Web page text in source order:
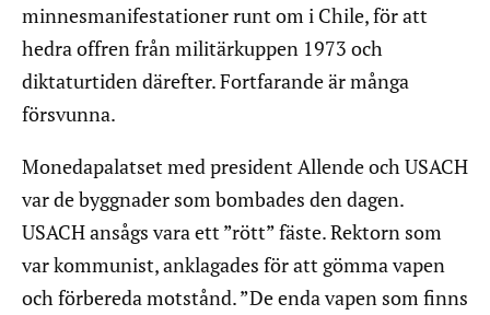
minnesmanifestationer runt om i Chile, för att
hedra offren från militärkuppen 1973 och
diktaturtiden därefter. Fortfarande är många
försvunna.
Monedapalatset med president Allende och USACH
var de byggnader som bombades den dagen.
USACH ansågs vara ett ”rött” fäste. Rektorn som
var kommunist, anklagades för att gömma vapen
och förbereda motstånd. ”De enda vapen som finns